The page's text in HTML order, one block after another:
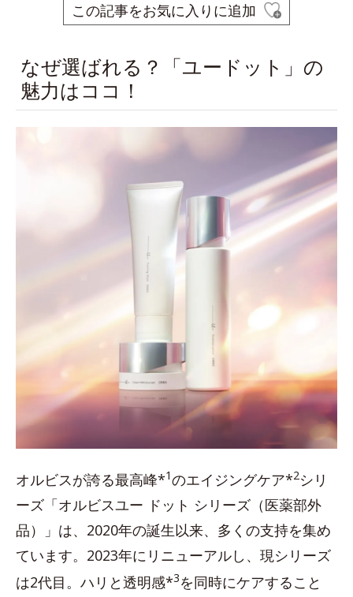
この記事をお気に入りに追加
なぜ選ばれる？「ユードット」の
魅力はココ！
オルビスが誇る最高峰*1のエイジングケア*2シリ
ーズ「オルビスユー ドット シリーズ（医薬部外
品）」は、2020年の誕生以来、多くの支持を集め
ています。2023年にリニューアルし、現シリーズ
は2代目。ハリと透明感*3を同時にケアすること